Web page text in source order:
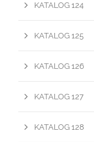
KATALOG 124
KATALOG 125
KATALOG 126
KATALOG 127
KATALOG 128